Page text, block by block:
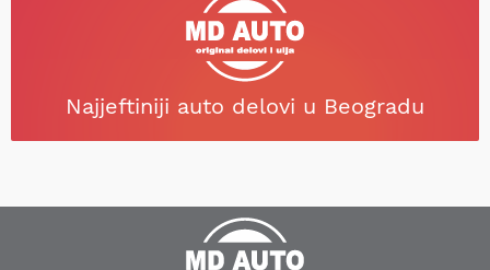
Najjeftiniji auto delovi u Beogradu